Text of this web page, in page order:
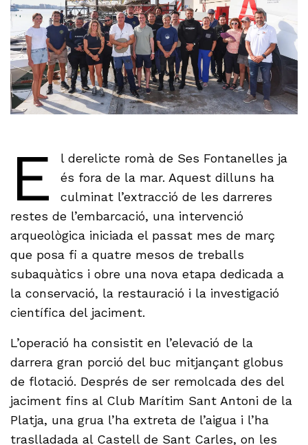
E
l derelicte romà de Ses Fontanelles ja
és fora de la mar. Aquest dilluns ha
culminat l’extracció de les darreres
restes de l’embarcació, una intervenció
arqueològica iniciada el passat mes de març
que posa fi a quatre mesos de treballs
subaquàtics i obre una nova etapa dedicada a
la conservació, la restauració i la investigació
científica del jaciment.
L’operació ha consistit en l’elevació de la
darrera gran porció del buc mitjançant globus
de flotació. Després de ser remolcada des del
jaciment fins al Club Marítim Sant Antoni de la
Platja, una grua l’ha extreta de l’aigua i l’ha
traslladada al Castell de Sant Carles, on les